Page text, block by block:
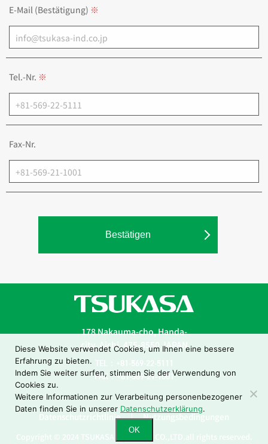
E-Mail (Bestätigung)
Tel.-Nr.
Fax-Nr.
Diese Website verwendet Cookies, um Ihnen eine bessere
Erfahrung zu bieten.
Indem Sie weiter surfen, stimmen Sie der Verwendung von
Cookies zu.
Weitere Informationen zur Verarbeitung personenbezogener
Daten finden Sie in unserer Datenschutzerklärung.
OK
178 Nakauma-cho, Handa-
city, Aichi, 475-8550 JAPAN
TEL：+81-569-22-5111
FAX：+81-569-21-1001
Datenschutzrichtlinie Nutzungsbedingungen
Copyright © 2024 TSUKASA INDUSTRY CO.,LTD.all rights reserved.